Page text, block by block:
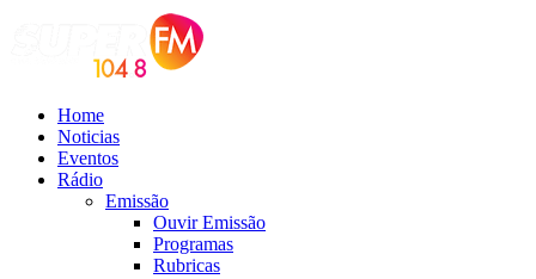
Home
Noticias
Eventos
Rádio
Emissão
Ouvir Emissão
Programas
Rubricas